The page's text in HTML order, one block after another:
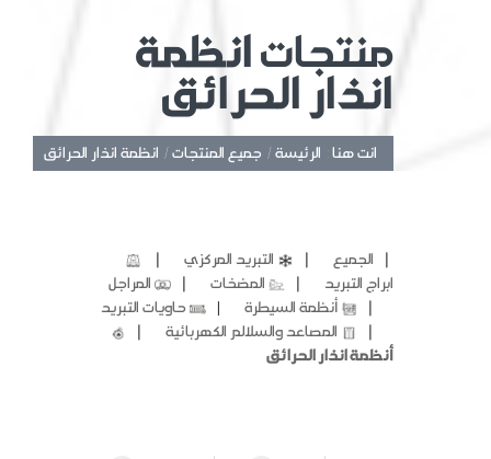
منتجات انظمة
انذار الحرائق
انظمة انذار الحرائق جميع المنتجات / الرئيسة / انت هنا :
❘ الجميع ❘ التبريد المركزي ❘
ابراج التبريد ❘ المضخات ❘ المراجل
❘ أنظمة السيطرة ❘ حاويات التبريد
❘ المصاعد والسلالم الكهربائية ❘
أنظمة انذار الحرائق